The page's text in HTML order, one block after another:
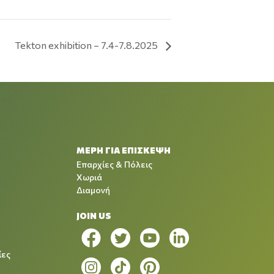
Tekton exhibition – 7.4-7.8.2025
ΜΕΡΗ ΓΙΑ ΕΠΙΣΚΕΨΗ
Επαρχίες & Πόλεις
Χωριά
Διαμονή
JOIN US